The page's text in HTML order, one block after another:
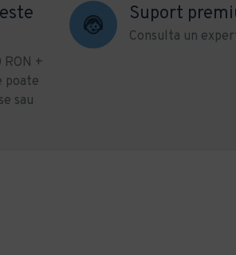
+
poate
sau
Suport
Consulta un